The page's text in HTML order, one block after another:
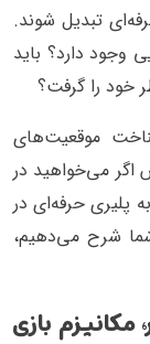
تبدیل شوند.
وجود دارد؟ باید
خود را گرفت؟
موقعیت‌های
می‌خواهید در
پلیری حرفه‌ای در
شما شرح می‌دهیم،
بازی